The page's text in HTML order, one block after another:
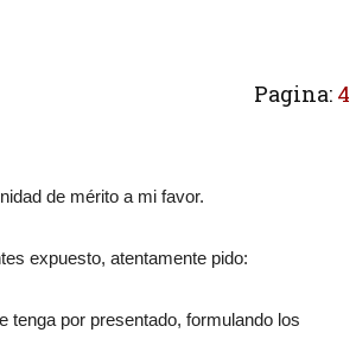
Pagina: 4
de mérito a mi favor.
expuesto, atentamente pido:
tenga por presentado, formulando los